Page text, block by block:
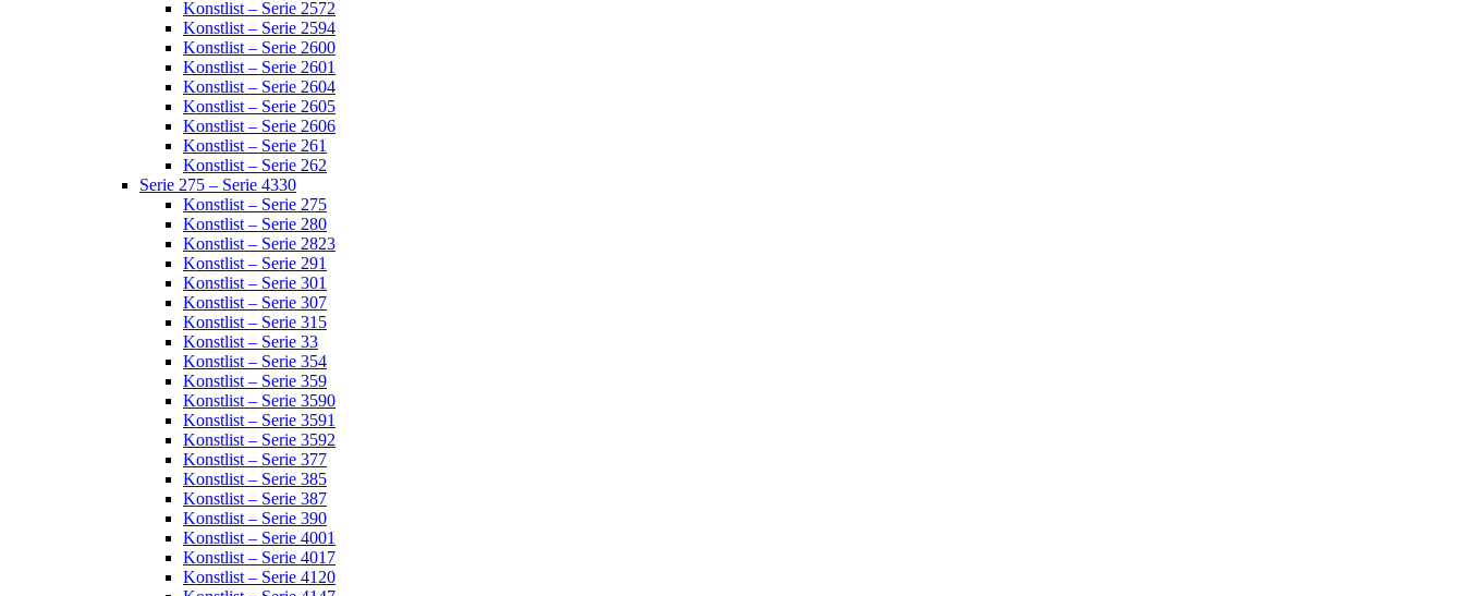
Konstlist – Serie 2572
Konstlist – Serie 2594
Konstlist – Serie 2600
Konstlist – Serie 2601
Konstlist – Serie 2604
Konstlist – Serie 2605
Konstlist – Serie 2606
Konstlist – Serie 261
Konstlist – Serie 262
Serie 275 – Serie 4330
Konstlist – Serie 275
Konstlist – Serie 280
Konstlist – Serie 2823
Konstlist – Serie 291
Konstlist – Serie 301
Konstlist – Serie 307
Konstlist – Serie 315
Konstlist – Serie 33
Konstlist – Serie 354
Konstlist – Serie 359
Konstlist – Serie 3590
Konstlist – Serie 3591
Konstlist – Serie 3592
Konstlist – Serie 377
Konstlist – Serie 385
Konstlist – Serie 387
Konstlist – Serie 390
Konstlist – Serie 4001
Konstlist – Serie 4017
Konstlist – Serie 4120